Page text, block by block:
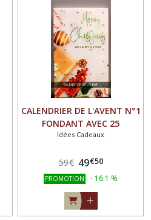
CALENDRIER DE L'AVENT N°1
FONDANT AVEC 25
SENTEURS SPECIALES NOEL
Idées Cadeaux
59€ 49€50
PROMOTION - 16.1 %